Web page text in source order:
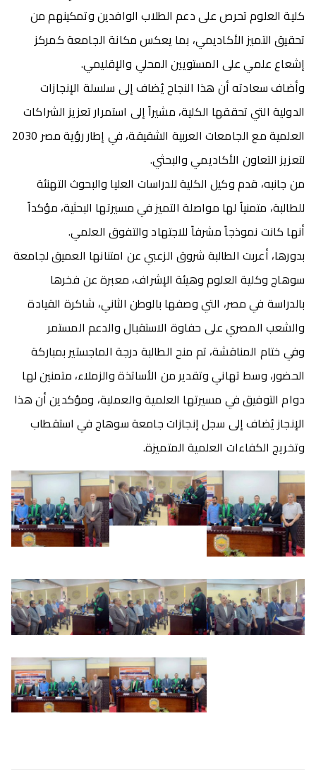
كلية العلوم تحرص على دعم الطلاب الوافدين وتمكينهم من
تحقيق التميز الأكاديمي، بما يعكس مكانة الجامعة كمركز
إشعاع علمي على المستويين المحلي والإقليمي.
وأضاف سعادته أن هذا النجاح يُضاف إلى سلسلة الإنجازات
الدولية التي تحققها الكلية، مشيراً إلى استمرار تعزيز الشراكات
العلمية مع الجامعات العربية الشقيقة، في إطار رؤية مصر 2030
لتعزيز التعاون الأكاديمي والبحثي.
من جانبه، قدم وكيل الكلية للدراسات العليا والبحوث التهنئة
للطالبة، متمنياً لها مواصلة التميز في مسيرتها البحثية، مؤكداً
أنها كانت نموذجاً مشرفاً للاجتهاد والتفوق العلمي.
بدورها، أعربت الطالبة شروق الزعبي عن امتنانها العميق لجامعة
سوهاج وكلية العلوم وهيئة الإشراف، معبرة عن فخرها
بالدراسة في مصر، التي وصفها بالوطن الثاني، شاكرة القيادة
والشعب المصري على حفاوة الاستقبال والدعم المستمر
وفي ختام المناقشة، تم منح الطالبة درجة الماجستير بمباركة
الحضور، وسط تهاني وتقدير من الأساتذة والزملاء، متمنين لها
دوام التوفيق في مسيرتها العلمية والعملية، ومؤكدين أن هذا
الإنجاز يُضاف إلى سجل إنجازات جامعة سوهاج في استقطاب
وتخريج الكفاءات العلمية المتميزة.